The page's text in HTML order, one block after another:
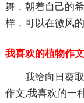
舞，朝着自己的
样，可以在微风
我喜欢的植物作
我给向日葵
作文,我喜欢的一